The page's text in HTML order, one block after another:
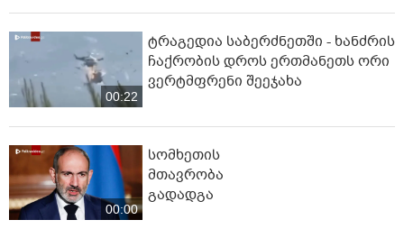
00:22
ტრაგედია საბერძნეთში - ხანძრის
ჩაქრობის დროს ერთმანეთს ორი
ვერტმფრენი შეეჯახა
00:00
სომხეთის
მთავრობა
გადადგა